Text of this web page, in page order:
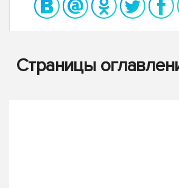
Страницы